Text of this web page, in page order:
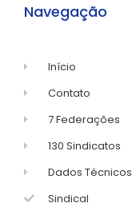
Navegação
Início
Contato
7 Federações
130 Sindicatos
Dados Técnicos
Sindical